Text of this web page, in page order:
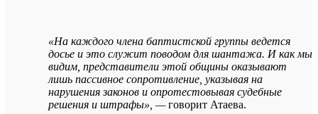
«На каждого члена баптистской группы ведется
досье и это служит поводом для шантажа. И как мы
видим, представители этой общины оказывают
лишь пассивное сопротивление, указывая на
нарушения законов и опротестовывая судебные
решения и штрафы», —говорит Атаева.